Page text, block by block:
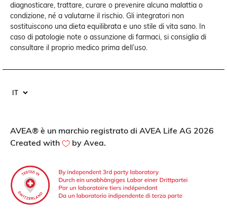
diagnosticare, trattare, curare o prevenire alcuna malattia o
condizione, né a valutarne il rischio. Gli integratori non
sostituiscono una dieta equilibrata e uno stile di vita sano. In
caso di patologie note o assunzione di farmaci, si consiglia di
consultare il proprio medico prima dell’uso.
AVEA® è un marchio registrato di AVEA Life AG 2026
Created with
by Avea.